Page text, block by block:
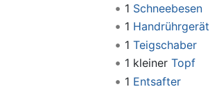
1 Schneebesen
1 Handrührgerät
1 Teigschaber
1 kleiner Topf
1 Entsafter